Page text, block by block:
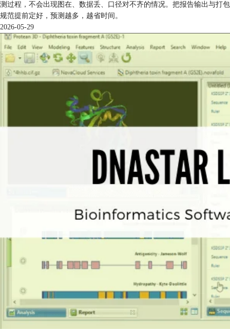
测过程，不会出现图在、数据丢、口径对不齐的情况。把报告输出与打包
规范提前定好，预测越多，越省时间。
2026-05-29